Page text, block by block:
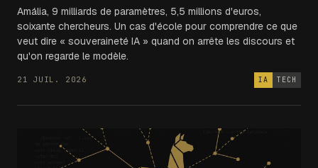
Amália, 9 milliards de paramètres, 5,5 millions d'euros,
soixante chercheurs. Un cas d'école pour comprendre ce que
veut dire « souveraineté IA » quand on arrête les discours et
qu'on regarde le modèle.
21 JUIL. 2026 IA TECH